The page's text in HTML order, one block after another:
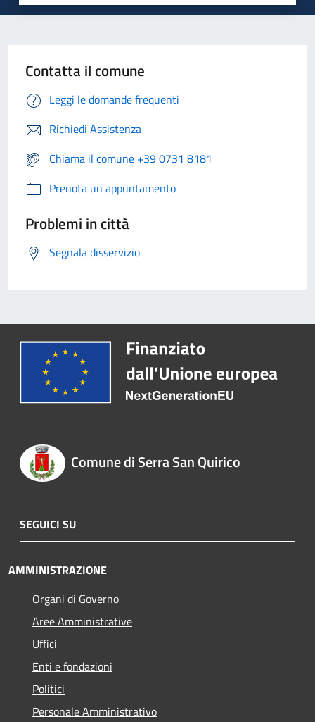
Contatta il comune
Leggi le domande frequenti
Richiedi Assistenza
Chiama il comune +39 0731 8181
Prenota un appuntamento
Problemi in città
Segnala disservizio
Comune di Serra San Quirico
SEGUICI SU
AMMINISTRAZIONE
Organi di Governo
Aree Amministrative
Uffici
Enti e fondazioni
Politici
Personale Amministrativo